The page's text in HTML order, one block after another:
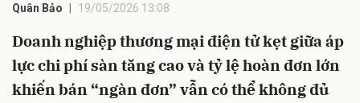
Quân Bảo 19/05/2026 13:08
Doanh nghiệp thương mại điện tử kẹt giữa áp
lực chi phí sàn tăng cao và tỷ lệ hoàn đơn lớn
khiến bán “ngàn đơn” vẫn có thể không đủ
Hủy